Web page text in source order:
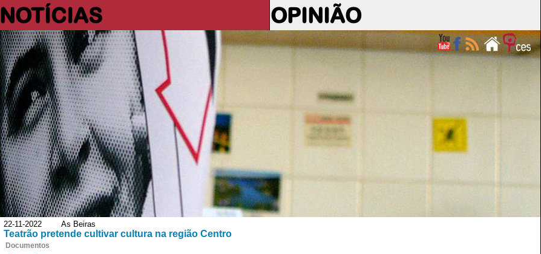
NOTÍCIAS OPINIÃO
22-11-2022 As Beiras
Teatrão pretende cultivar cultura na região Centro
Documentos